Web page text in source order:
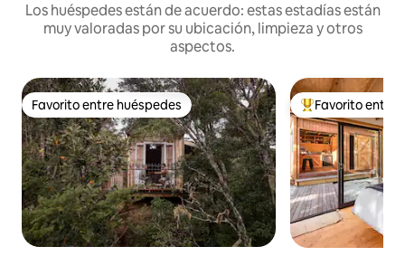
Los huéspedes están de acuerdo: estas estadías están
muy valoradas por su ubicación, limpieza y otros
aspectos.
Favorito entre huéspedes
Favorito entre huéspedes Favorito entre
Favorito entre